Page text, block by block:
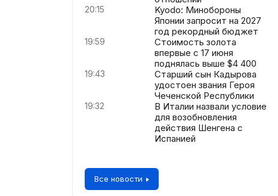
20:15
Kyodo: Минобороны
Японии запросит на 2027
год рекордный бюджет
19:59
Стоимость золота
впервые с 17 июня
поднялась выше $4 400
19:43
Старший сын Кадырова
удостоен звания Героя
Чеченской Республики
19:32
В Италии назвали условие
для возобновления
действия Шенгена с
Испанией
Все новости